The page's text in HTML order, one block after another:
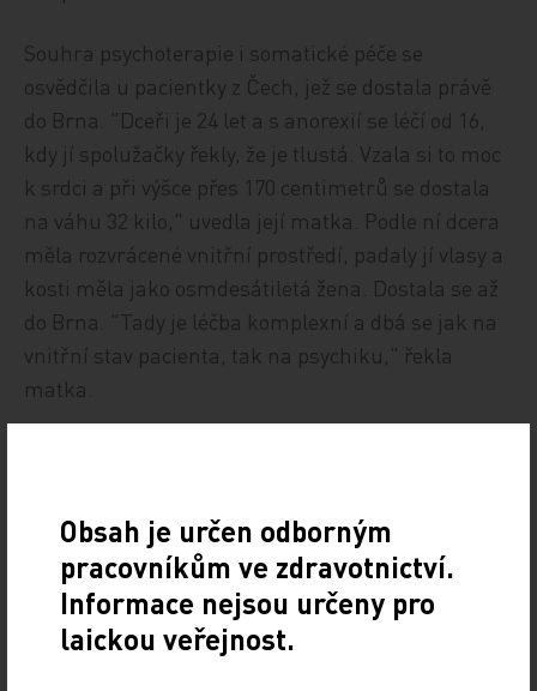
Souhra psychoterapie i somatické péče se
osvědčila u pacientky z Čech, jež se dostala právě
do Brna. "Dceři je 24 let a s anorexií se léčí od 16,
kdy jí spolužačky řekly, že je tlustá. Vzala si to moc
k srdci a při výšce přes 170 centimetrů se dostala
na váhu 32 kilo," uvedla její matka. Podle ní dcera
měla rozvrácené vnitřní prostředí, padaly jí vlasy a
kosti měla jako osmdesátiletá žena. Dostala se až
do Brna. "Tady je léčba komplexní a dbá se jak na
vnitřní stav pacienta, tak na psychiku," řekla
matka.
že jejich dítě hubne, by s tím měli něco dělat. I když
jim dcera bude říkat, že se cítí dobře a je vše v
pořádku, nemusí to tak být. Kvůli úbytku váhy na
sebe může být hrdá, že splnila úkol, ale tělo na tom
nebude dobře," uzavřela dívka.
Obsah je určen odborným
pracovníkům ve zdravotnictví.
Informace nejsou určeny pro
laickou veřejnost.